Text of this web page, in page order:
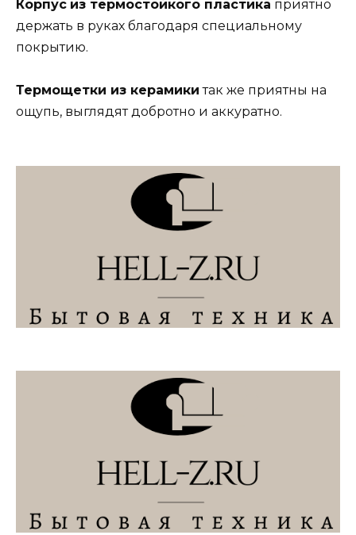
Корпус из термостойкого пластика приятно
держать в руках благодаря специальному
покрытию.
Термощетки из керамики так же приятны на
ощупь, выглядят добротно и аккуратно.